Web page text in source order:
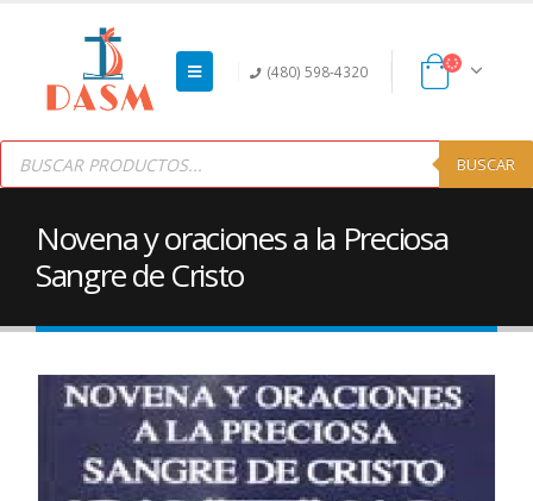
(480) 598-4320
Products
search BUSCAR
Novena y oraciones a la Preciosa
Sangre de Cristo